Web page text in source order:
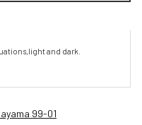
and dark.
99-01